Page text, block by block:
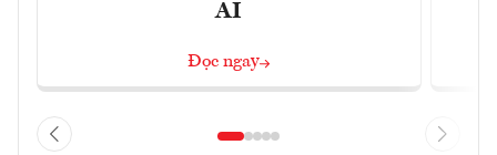
AI
Đọc ngay